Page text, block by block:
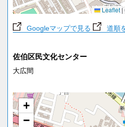
Leaflet |
Googleマップで見る 道順
佐伯区民文化センター
大広間
+
−